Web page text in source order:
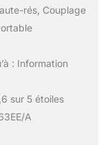
rés, Couplage
: Information
sur 5 étoiles
A